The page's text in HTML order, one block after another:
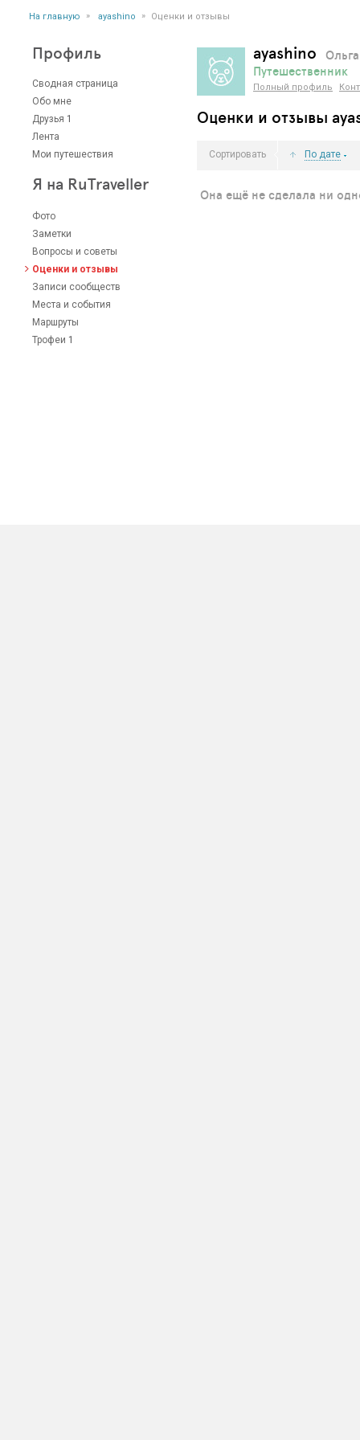
На главную » ayashino » Оценки и отзывы
Профиль
Сводная страница
Обо мне
Друзья 1
Лента
Мои путешествия
Я на RuTraveller
Фото
Заметки
Вопросы и советы
Оценки и отзывы
Записи сообществ
Места и события
Маршруты
Трофеи 1
ayashino Ольга
Путешественник
Полный профиль
Оценки и отзывы
Сортировать По дате
Она ещё не сделала ни